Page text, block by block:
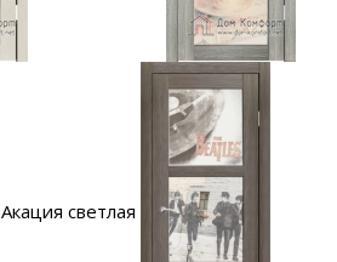
Акация светлая